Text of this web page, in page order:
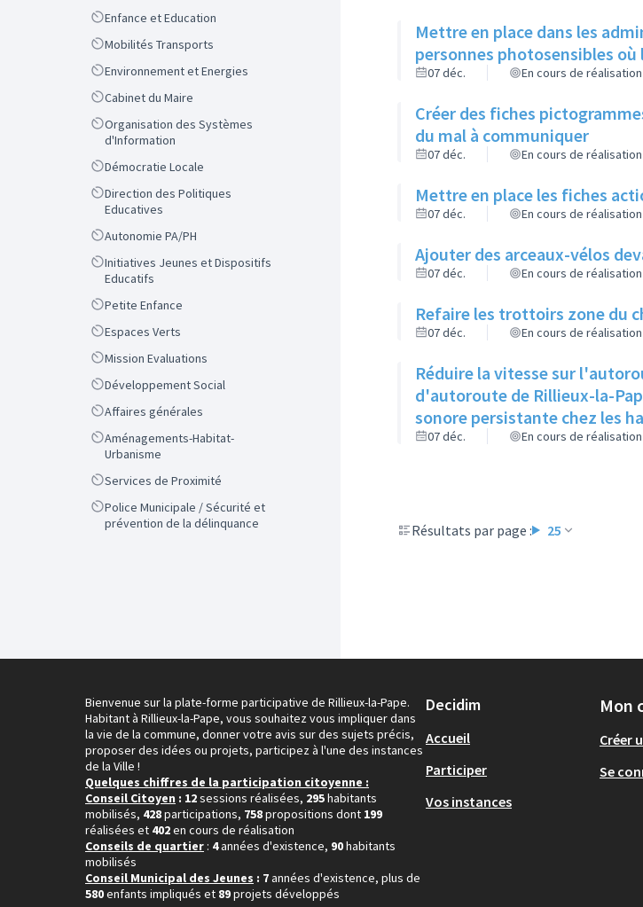
ScopeEnfance et Education
ScopeMobilités Transports
ScopeEnvironnement et Energies
ScopeCabinet du Maire
Scope
Organisation des Systèmes
d'Information
ScopeDémocratie Locale
Scope
Direction des Politiques
Educatives
ScopeAutonomie PA/PH
Scope
Initiatives Jeunes et Dispositifs
Educatifs
ScopePetite Enfance
ScopeEspaces Verts
ScopeMission Evaluations
ScopeDéveloppement Social
ScopeAffaires générales
Scope
Aménagements-Habitat-
Urbanisme
ScopeServices de Proximité
Scope
Police Municipale / Sécurité et
prévention de la délinquance
Mettre en place dans les
personnes photosensibles
07 déc. En cours de réalisation
Créer des fiches
du mal à communiquer
07 déc. En cours de réalisation
Mettre en place les fiches
07 déc. En cours de réalisation
Ajouter des arceaux-vélos
07 déc. En cours de réalisation
Refaire les trottoirs zone du
07 déc. En cours de réalisation
Réduire la vitesse sur
d'autoroute de Rillieux-la-
sonore persistante chez les
07 déc. En cours de réalisation
Résultats par page : 25
Bienvenue sur la plate-forme participative de Rillieux-la-Pape.
Habitant à Rillieux-la-Pape, vous souhaitez vous impliquer dans
la vie de la commune, donner votre avis sur des sujets précis,
proposer des idées ou projets, participez à l'une des instances
de la Ville !
Quelques chiffres de la participation citoyenne :
Conseil Citoyen : 12sessions réalisées, 295habitants
mobilisés, 428participations, 758propositions dont 199
réalisées et 402en cours de réalisation
Conseils de quartier : 4années d'existence, 90habitants
mobilisés
Conseil Municipal des Jeunes : 7années d'existence, plus de
580enfants impliqués et 89projets développés
Decidim
Accueil
Participer
Vos instances
Mon
Créer
Se